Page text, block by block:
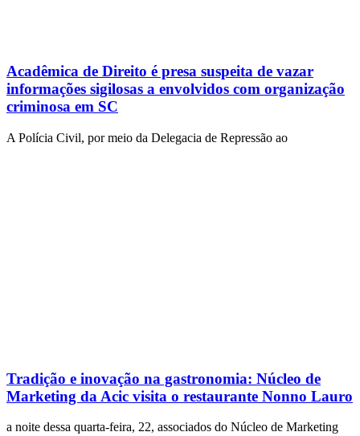
Acadêmica de Direito é presa suspeita de vazar
informações sigilosas a envolvidos com organização
criminosa em SC
A Polícia Civil, por meio da Delegacia de Repressão ao
Tradição e inovação na gastronomia: Núcleo de
Marketing da Acic visita o restaurante Nonno Lauro
a noite dessa quarta-feira, 22, associados do Núcleo de Marketing